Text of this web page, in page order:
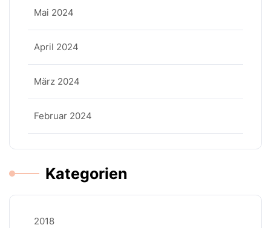
Mai 2024
April 2024
März 2024
Februar 2024
Kategorien
2018